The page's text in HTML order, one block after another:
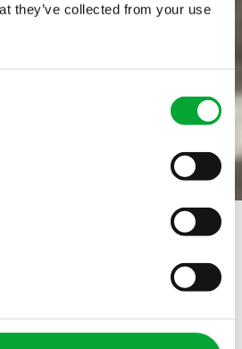
they’ve collected from your use